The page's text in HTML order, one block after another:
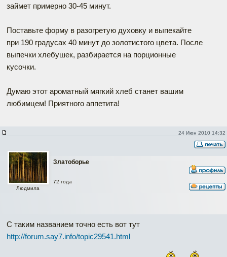
займет примерно 30-45 минут.
Поставьте форму в разогретую духовку и выпекайте
при 190 градусах 40 минут до золотистого цвета. После
выпечки хлебушек, разбирается на порционные
кусочки.
Думаю этот ароматный мягкий хлеб станет вашим
любимцем! Приятного аппетита!
24 Июн 2010 14:32
Златоборье
Людмила
72 года
С таким названием точно есть вот тут
http://forum.say7.info/topic29541.html